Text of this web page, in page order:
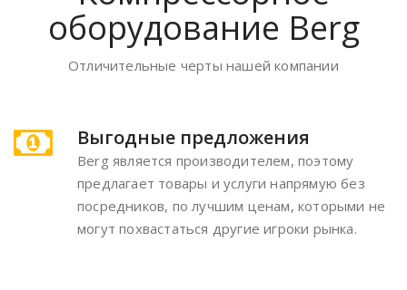
оборудование Berg
Отличительные черты нашей компании
Выгодные предложения
Berg является производителем, поэтому
предлагает товары и услуги напрямую без
посредников, по лучшим ценам, которыми не
могут похвастаться другие игроки рынка.